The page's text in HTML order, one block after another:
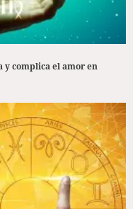
y complica el amor en